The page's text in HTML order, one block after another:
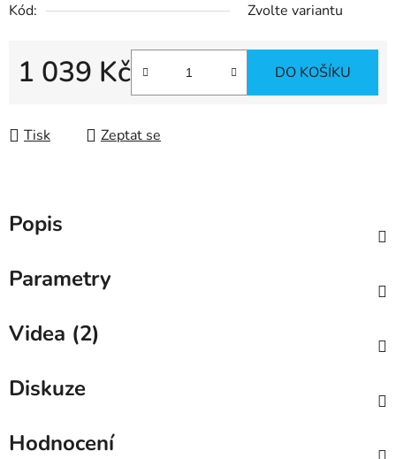
Kód:
Zvolte variantu
1 039 Kč DO KOŠÍKU
Tisk Zeptat se
Popis
Parametry
Videa (2)
Diskuze
Hodnocení